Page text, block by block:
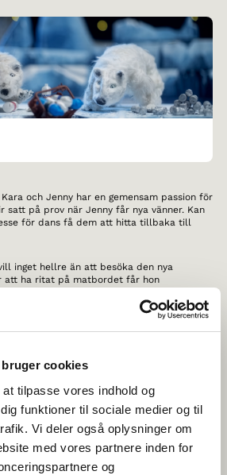
bruger cookies
tilpasse vores indhold og
funktioner til sociale medier og til
Vi deler også oplysninger om
med vores partnere inden for
og
Kara och Jenny har en gemensam passion för
satt på prov när Jenny får nya vänner. Kan
för dans få dem att hitta tillbaka till
inget hellre än att besöka den nya
att ha ritat på matbordet får hon
plötsligt kan inget stoppa henne.
känns ovant att bråka eftersom de aldrig
bli vänner igen?
intervju möter vi Bo och Arne, de två sista
vill så gärna att isen ska komma tillbaka –
vegetariskt. Arne är mindre bekymrad över